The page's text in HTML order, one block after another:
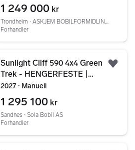
1 249 000 kr
Trondheim ∙ ASKJEM BOBILFORMIDLING TRØNDELAG AS
Forhandler
Sunlight Cliff 590 4x4 Green
Trek - HENGERFESTE |
FIREHJULSTREKK | TRUMA
COMBI 6E Bi-xenon
2027 ∙ Manuell
1 295 100 kr
Sandnes ∙ Sola Bobil AS
Forhandler